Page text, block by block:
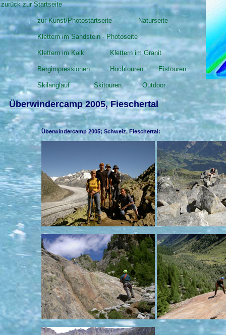
zurück zur Startseite
zur Kunst/Photostartseite Naturseite
Klettern im Sandstein - Photoseite
Klettern im Kalk Klettern im Granit
Bergimpressionen Hochtouren Eistouren
Skilanglauf Skitouren Outdoor
Überwindercamp 2005, Fieschertal
Überwindercamp 2005; Schweiz, Fieschertal: